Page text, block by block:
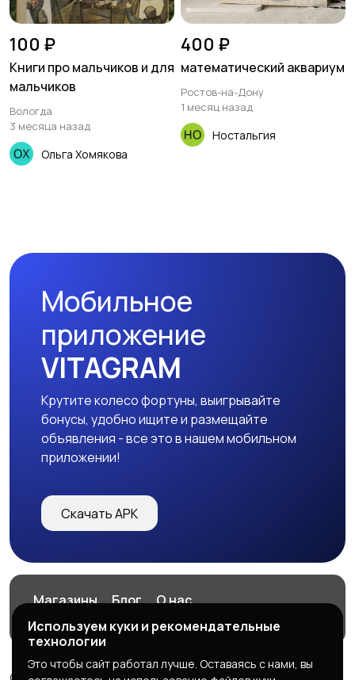
100 ₽
Книги про мальчиков и для
мальчиков
Вологда
3 месяца назад
Ольга Хомякова
400 ₽
математический аквариум
Ростов-на-Дону
1 месяц назад
Ностальгия
Мобильное
приложение
VITAGRAM
Крутите колесо фортуны, выигрывайте
бонусы, удобно ищите и размещайте
объявления - все это в нашем мобильном
приложении!
Скачать APK
Магазины Блог
О нас
Служба поддержки
Используем куки и рекомендательные
технологии
Это чтобы сайт работал лучше. Оставаясь с нами, вы